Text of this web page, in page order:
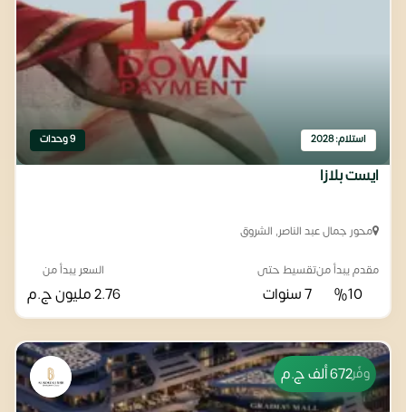
استلام: 2028 9 وحدات
ايست بلازا
محور جمال عبد الناصر, الشروق
مقدم يبدأ من
%10
تقسيط حتى
7 سنوات
السعر يبدأ من
2.76 مليون ج.م
وفّر672 ألف ج.م